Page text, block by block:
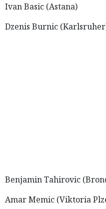
Ivan Basic (Astana)
Dzenis Burnic
Benjamin Tahirovic
Amar Memic (Viktoria